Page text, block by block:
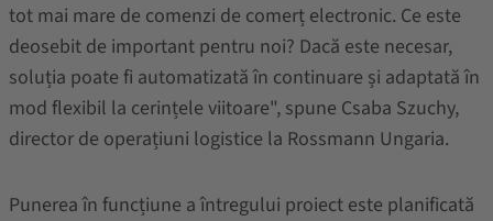
tot mai mare de comenzi de comerț electronic. Ce este
deosebit de important pentru noi? Dacă este necesar,
soluția poate fi automatizată în continuare și adaptată în
mod flexibil la cerințele viitoare", spune Csaba Szuchy,
director de operațiuni logistice la Rossmann Ungaria.
Punerea în funcțiune a întregului proiect este planificată